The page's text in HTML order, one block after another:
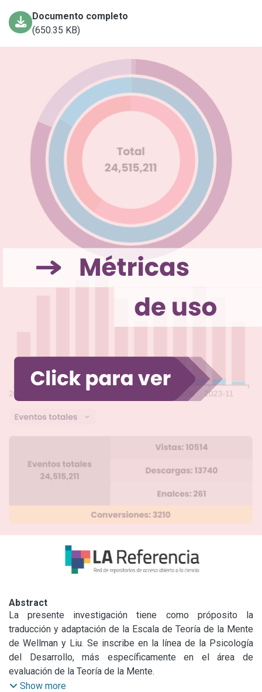
Documento completo
(650.35 KB)
Abstract
La presente investigación tiene como próposito la
traducción y adaptación de la Escala de Teoría de la Mente
de Wellman y Liu. Se inscribe en la línea de la Psicología
del Desarrollo, más específicamente en el área de
evaluación de la Teoría de la Mente.
El término Teoría de la Mente (TM) hace referencia tanto a
Show more